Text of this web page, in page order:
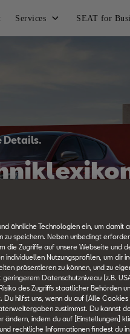
Services SEAT for
Details.
M N O P Q R
ähnliche Technologien ein, um damit
speichern. Neben unbedingt
die Zugriffe auf unsere Webseite und
individuellen Nutzungsprofilen, um dir
präsentieren zu können, und zu
Datenschutzniveau (z.B.
des Zugriffs staatlicher Behörden
Du hilfst uns, wenn du auf [Alle
zustimmst. Du kannst
indem du auf [Einstellungen]
rechtliche Informationen findest du in